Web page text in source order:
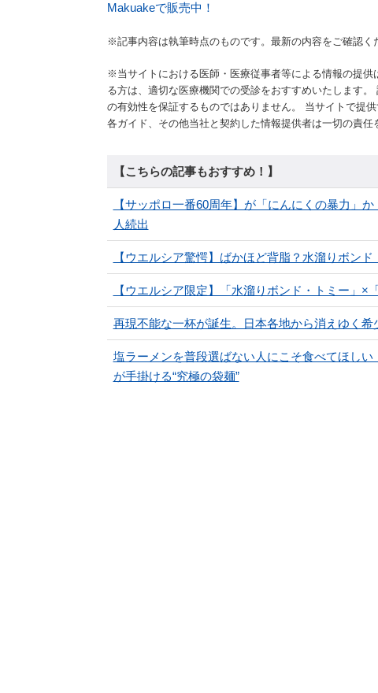
Makuakeで販売中！
※記事内容は執筆時点のものです。最新の内容をご確認く
※当サイトにおける医師・医療従事者等による情報の提
る方は、適切な医療機関での受診をおすすめいたします
の有効性を保証するものではありません。 当サイトで提
各ガイド、その他当社と契約した情報提供者は一切の責任
【こちらの記事もおすすめ！】
【サッポロ一番60周年】が「にんにくの暴力」
人続出
【ウエルシア驚愕】ばかほど背脂？水溜りボン
【ウエルシア限定】「水溜りボンド・トミー」×
再現不能な一杯が誕生。日本各地から消えゆく希
塩ラーメンを普段選ばない人にこそ食べてほし
が手掛ける“究極の袋麺”